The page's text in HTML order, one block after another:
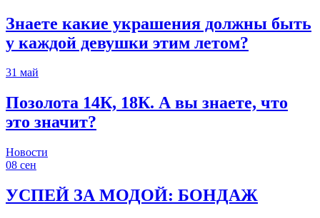
Знаете какие украшения должны быть
у каждой девушки этим летом?
31 май
Позолота 14К, 18К. А вы знаете, что
это значит?
Новости
08 сен
УСПЕЙ ЗА МОДОЙ: БОНДАЖ